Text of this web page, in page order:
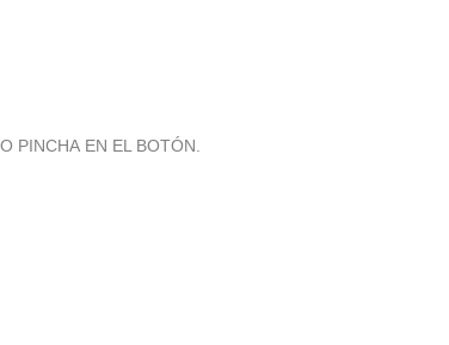
PINCHA EN EL BOTÓN.